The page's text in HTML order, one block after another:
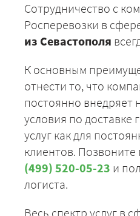
Сотрудничество с
Росперевозки в
из Севастополя
К основным
отнести то, что
постоянно внедряет
условия по доставке
услуг как для
клиентов.
(499) 520-05-23 и
логиста.
Весь спектр услуг в